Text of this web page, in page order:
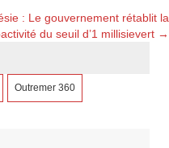
: Le gouvernement rétablit la
du seuil d’1 millisievert →
Outremer 360